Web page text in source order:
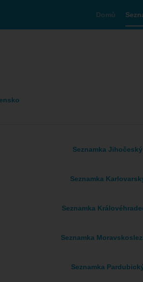
Domů
Seznamka
Seznamka
Seznamka
Seznamka
Seznamka